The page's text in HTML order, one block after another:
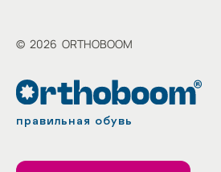
© 2026 ORTHOBOOM
правильная обувь